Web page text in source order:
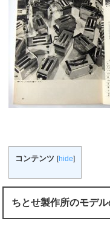
コンテンツ [hide]
ちとせ製作所のモデ